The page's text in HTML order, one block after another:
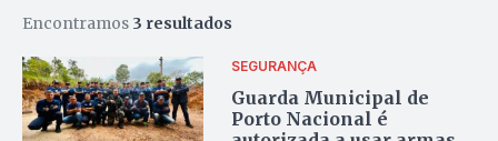
Encontramos 3 resultados
SEGURANÇA
Guarda Municipal de
Porto Nacional é